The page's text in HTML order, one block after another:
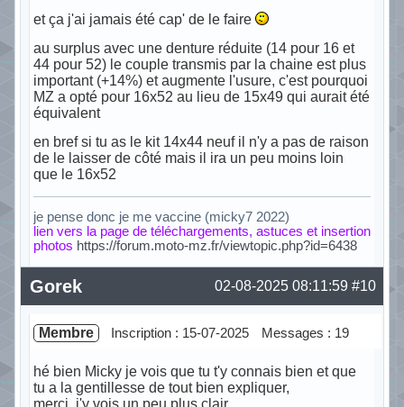
et ça j'ai jamais été cap' de le faire
au surplus avec une denture réduite (14 pour 16 et
44 pour 52) le couple transmis par la chaine est plus
important (+14%) et augmente l'usure, c'est pourquoi
MZ a opté pour 16x52 au lieu de 15x49 qui aurait été
équivalent
en bref si tu as le kit 14x44 neuf il n'y a pas de raison
de le laisser de côté mais il ira un peu moins loin
que le 16x52
je pense donc je me vaccine (micky7 2022)
lien vers la page de téléchargements, astuces et insertion
photos https://forum.moto-mz.fr/viewtopic.php?id=6438
Hors ligne #10
02-08-2025 08:11:59
Gorek
Membre Inscription : 15-07-2025 Messages : 19
hé bien Micky je vois que tu t'y connais bien et que
tu a la gentillesse de tout bien expliquer,
merci, j'y vois un peu plus clair.